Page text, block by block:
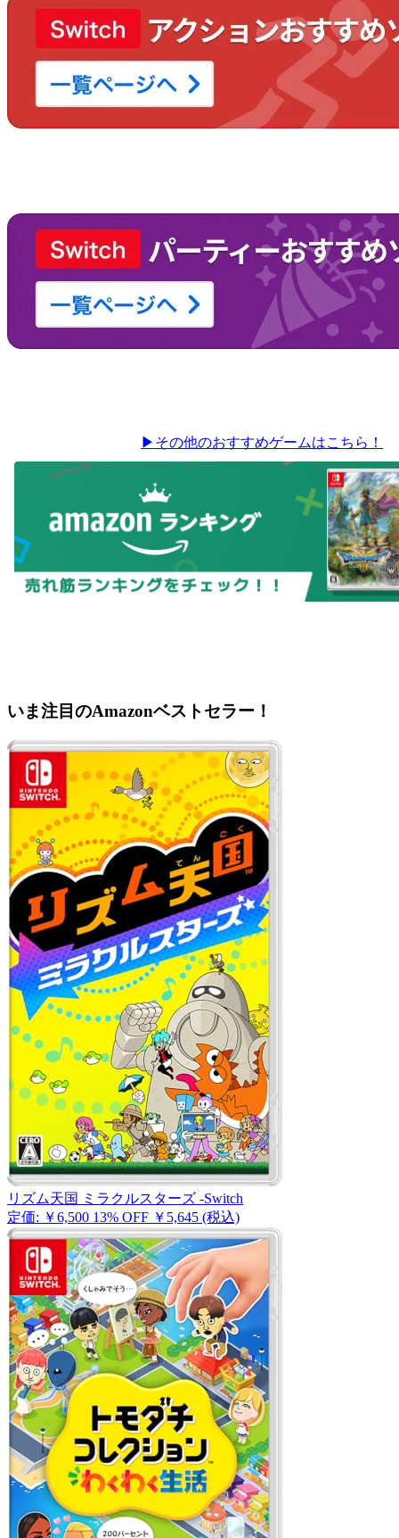
▶その他のおすすめゲームはこちら！
いま注目のAmazonベストセラー！
リズム天国 ミラクルスターズ -Switch
定価: ￥6,500 13% OFF ￥5,645 (税込)